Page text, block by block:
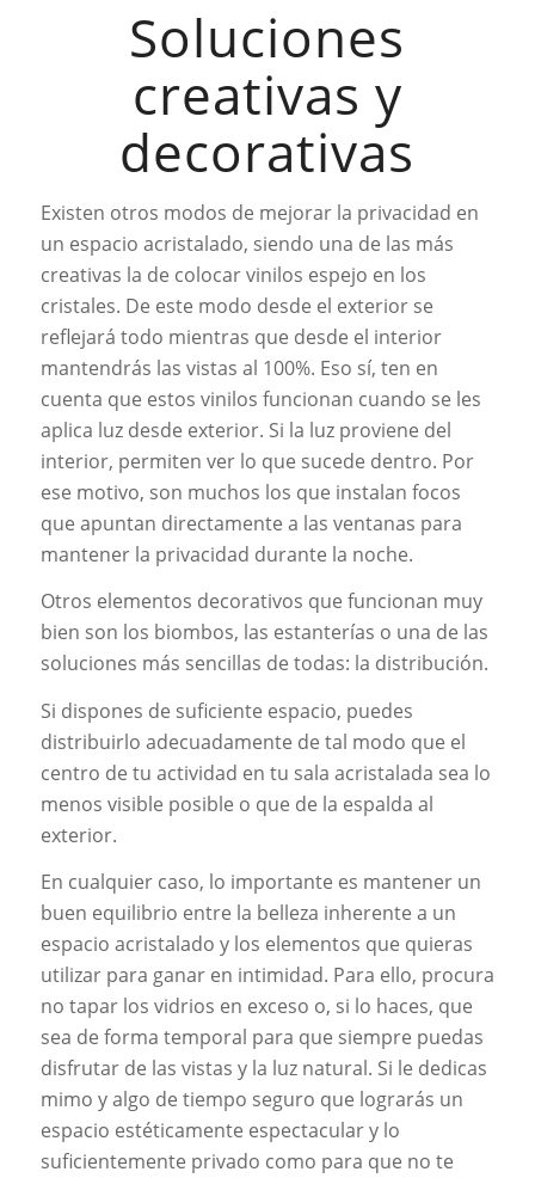
Soluciones
creativas y
decorativas
Existen otros modos de mejorar la privacidad en
un espacio acristalado, siendo una de las más
creativas la de colocar vinilos espejo en los
cristales. De este modo desde el exterior se
reflejará todo mientras que desde el interior
mantendrás las vistas al 100%. Eso sí, ten en
cuenta que estos vinilos funcionan cuando se les
aplica luz desde exterior. Si la luz proviene del
interior, permiten ver lo que sucede dentro. Por
ese motivo, son muchos los que instalan focos
que apuntan directamente a las ventanas para
mantener la privacidad durante la noche.
Otros elementos decorativos que funcionan muy
bien son los biombos, las estanterías o una de las
soluciones más sencillas de todas: la distribución.
Si dispones de suficiente espacio, puedes
distribuirlo adecuadamente de tal modo que el
centro de tu actividad en tu sala acristalada sea lo
menos visible posible o que de la espalda al
exterior.
En cualquier caso, lo importante es mantener un
buen equilibrio entre la belleza inherente a un
espacio acristalado y los elementos que quieras
utilizar para ganar en intimidad. Para ello, procura
no tapar los vidrios en exceso o, si lo haces, que
sea de forma temporal para que siempre puedas
disfrutar de las vistas y la luz natural. Si le dedicas
mimo y algo de tiempo seguro que lograrás un
espacio estéticamente espectacular y lo
suficientemente privado como para que no te